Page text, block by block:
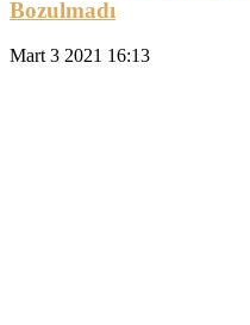
Bozulmadı
Mart 3 2021 16:13